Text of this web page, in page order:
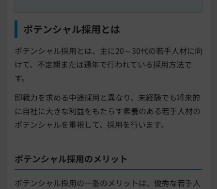
ポテンシャル採用とは
ポテンシャル採用とは、主に20～30代の若手人材に向
けて、不定期または通年で行われている採用方法で
す。
即戦力を求める中途採用と異なり、未経験でも将来的
に自社に大きな利益をもたらす素養のある若手人材の
ポテンシャルを重視して、採用を行います。
ポテンシャル採用のメリット
ポテンシャル採用の一番のメリットは、優秀な若手人